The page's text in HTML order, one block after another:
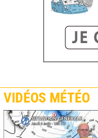
VIDÉOS MÉTÉO